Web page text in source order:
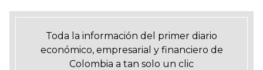
Toda la información del primer diario
económico, empresarial y financiero de
Colombia a tan solo un clic